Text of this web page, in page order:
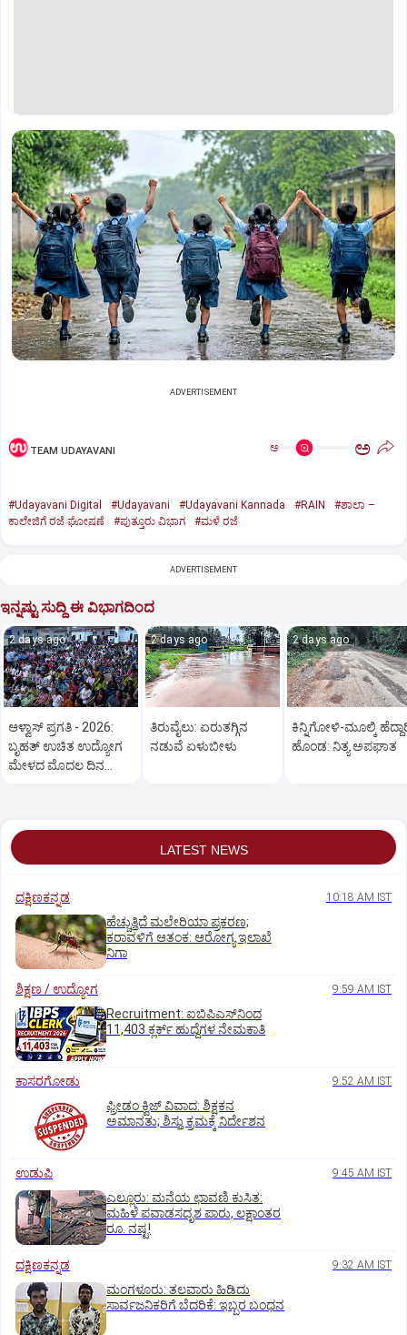
ADVERTISEMENT
TEAM UDAYAVANI ಅ ಅ
#Udayavani Digital #Udayavani #Udayavani Kannada #RAIN
#ಶಾಲಾ –
ಕಾಲೇಜಿಗೆ ರಜೆ ಘೋಷಣೆ
#ಪುತ್ತೂರು ವಿಭಾಗ #ಮಳೆ ರಜೆ
ADVERTISEMENT
ಇನ್ನಷ್ಟು ಸುದ್ದಿ ಈ ವಿಭಾಗದಿಂದ
2 days ago
ಆಳ್ವಾಸ್‌ ಪ್ರಗತಿ - 2026:
ಬೃಹತ್ ಉಚಿತ ಉದ್ಯೋಗ
ಮೇಳದ ಮೊದಲ ದಿನ
2 days ago
ತಿರುವೈಲು: ಏರುತಗ್ಗಿನ
ನಡುವೆ ಏಳುಬೀಳು
2 days ago
ಕಿನ್ನಿಗೋಳಿ-ಮೂಲ್ಕಿ
ಹೊಂಡ: ನಿತ್ಯ ಅಪಘಾತ
LATEST NEWS
ದಕ್ಷಿಣಕನ್ನಡ 10:18 AM IST
ಹೆಚ್ಚುತ್ತಿದೆ ಮಲೇರಿಯಾ ಪ್ರಕರಣ;
ಕರಾವಳಿಗೆ ಆತಂಕ: ಆರೋಗ್ಯ ಇಲಾಖೆ
ನಿಗಾ
ಶಿಕ್ಷಣ / ಉದ್ಯೋಗ 9:59 AM IST
Recruitment: ಐಬಿಪಿಎಸ್‌ನಿಂದ
11,403 ಕ್ಲರ್ಕ್‌ ಹುದ್ದೆಗಳ ನೇಮಕಾತಿ
ಕಾಸರಗೋಡು 9:52 AM IST
ಫ್ರೀಡಂ ಕ್ವಿಜ್‌ ವಿವಾದ: ಶಿಕ್ಷಕನ
ಅಮಾನತು; ಶಿಸ್ತು ಕ್ರಮಕ್ಕೆ ನಿರ್ದೇಶನ
ಉಡುಪಿ 9:45 AM IST
ಎಲ್ಲೂರು: ಮನೆಯ ಛಾವಣಿ ಕುಸಿತ:
ಮಹಿಳೆ ಪವಾಡಸದೃಶ ಪಾರು, ಲಕ್ಷಾಂತರ
ರೂ. ನಷ್ಟ!
ದಕ್ಷಿಣಕನ್ನಡ 9:32 AM IST
ಮಂಗಳೂರು: ತಲವಾರು ಹಿಡಿದು
ಸಾರ್ವಜನಿಕರಿಗೆ ಬೆದರಿಕೆ: ಇಬ್ಬರ ಬಂಧನ